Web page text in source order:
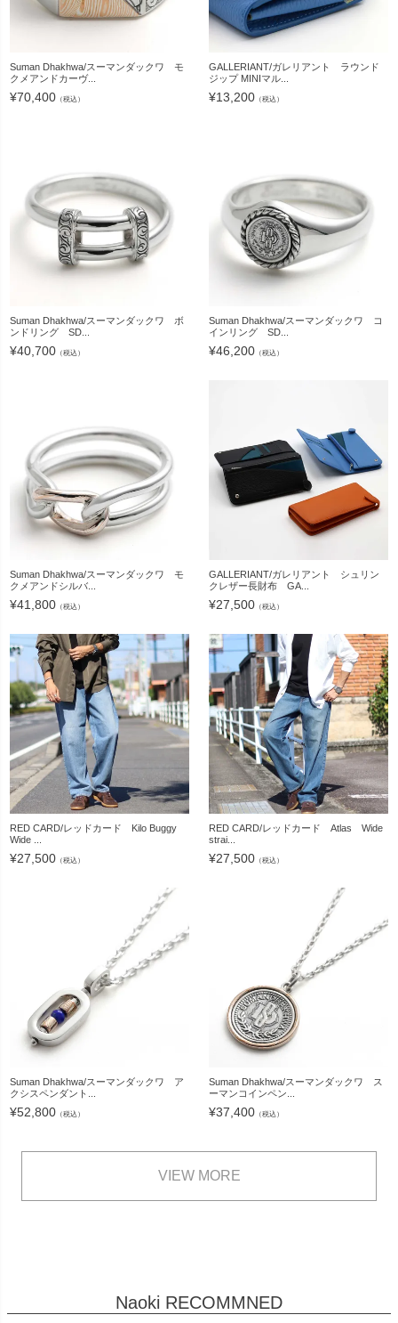
Suman Dhakhwa/スーマンダックワ モ
クメアンドカーヴ...
¥70,400 （税込）
GALLERIANT/ガレリアント ラウンド
ジップ MINIマル...
¥13,200 （税込）
Suman Dhakhwa/スーマンダックワ ボ
ンドリング SD...
¥40,700 （税込）
Suman Dhakhwa/スーマンダックワ コ
インリング SD...
¥46,200 （税込）
Suman Dhakhwa/スーマンダックワ モ
クメアンドシルバ...
¥41,800 （税込）
GALLERIANT/ガレリアント シュリン
クレザー長財布 GA...
¥27,500 （税込）
RED CARD/レッドカード Kilo Buggy
Wide ...
¥27,500 （税込）
RED CARD/レッドカード Atlas Wide
strai...
¥27,500 （税込）
Suman Dhakhwa/スーマンダックワ ア
クシスペンダント...
¥52,800 （税込）
Suman Dhakhwa/スーマンダックワ ス
ーマンコインペン...
¥37,400 （税込）
VIEW MORE
Naoki RECOMMNED